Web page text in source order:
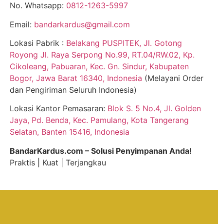
No. Whatsapp: 0812-1263-5997
Email: bandarkardus@gmail.com
Lokasi Pabrik : Belakang PUSPITEK, Jl. Gotong
Royong Jl. Raya Serpong No.99, RT.04/RW.02, Kp.
Cikoleang, Pabuaran, Kec. Gn. Sindur, Kabupaten
Bogor, Jawa Barat 16340, Indonesia (Melayani Order
dan Pengiriman Seluruh Indonesia)
Lokasi Kantor Pemasaran: Blok S. 5 No.4, Jl. Golden
Jaya, Pd. Benda, Kec. Pamulang, Kota Tangerang
Selatan, Banten 15416, Indonesia
BandarKardus.com – Solusi Penyimpanan Anda!
Praktis | Kuat | Terjangkau